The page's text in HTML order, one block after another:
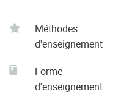
Méthodes
d'enseignement
Forme
d'enseignement